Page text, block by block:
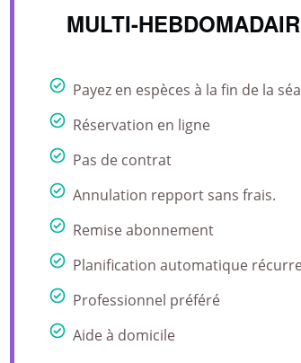
MULTI-
Payez en espèces à la fin de la
Réservation en ligne
Pas de contrat
Annulation repport sans frais.
Remise abonnement
Planification automatique
Professionnel préféré
Aide à domicile